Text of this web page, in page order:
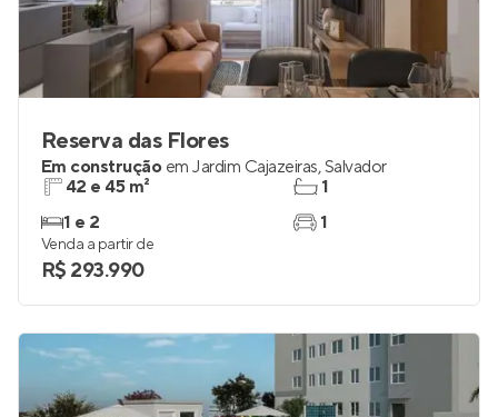
Reserva das Flores
Em construção em Jardim Cajazeiras,Salvador
42 e 45 m²
1 e 2
1
1
Venda a partir de
R$ 293.990